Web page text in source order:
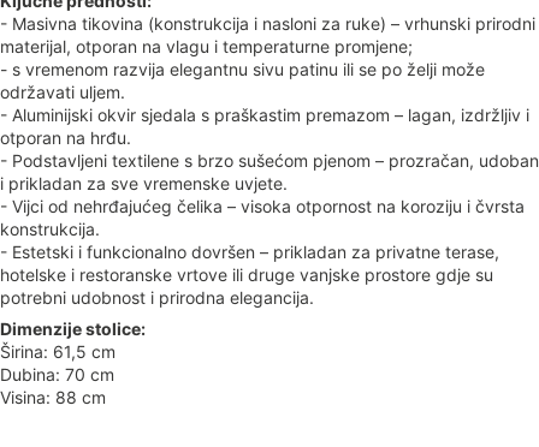
- Masivna tikovina (konstrukcija i nasloni za ruke) – vrhunski prirodni
materijal, otporan na vlagu i temperaturne promjene;
- s vremenom razvija elegantnu sivu patinu ili se po želji može
održavati uljem.
- Aluminijski okvir sjedala s praškastim premazom – lagan, izdržljiv i
otporan na hrđu.
- Podstavljeni textilene s brzo sušećom pjenom – prozračan, udoban
i prikladan za sve vremenske uvjete.
- Vijci od nehrđajućeg čelika – visoka otpornost na koroziju i čvrsta
konstrukcija.
- Estetski i funkcionalno dovršen – prikladan za privatne terase,
hotelske i restoranske vrtove ili druge vanjske prostore gdje su
potrebni udobnost i prirodna elegancija.
Dimenzije stolice:
Širina: 61,5 cm
Dubina: 70 cm
Visina: 88 cm